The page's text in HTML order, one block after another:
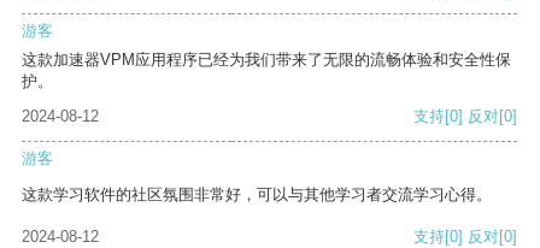
游客
这款加速器VPM应用程序已经为我们带来了无限的流畅体验和安全性保
护。
2024-08-12
支持[0] 反对[0]
游客
这款学习软件的社区氛围非常好，可以与其他学习者交流学习心得。
2024-08-12 支持[0] 反对[0]